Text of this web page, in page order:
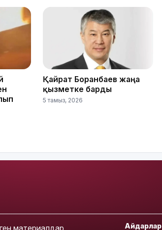
Қайрат Боранбаев жаңа
қызметке барды
5 тамыз, 2026
материалдар, Айдарлар